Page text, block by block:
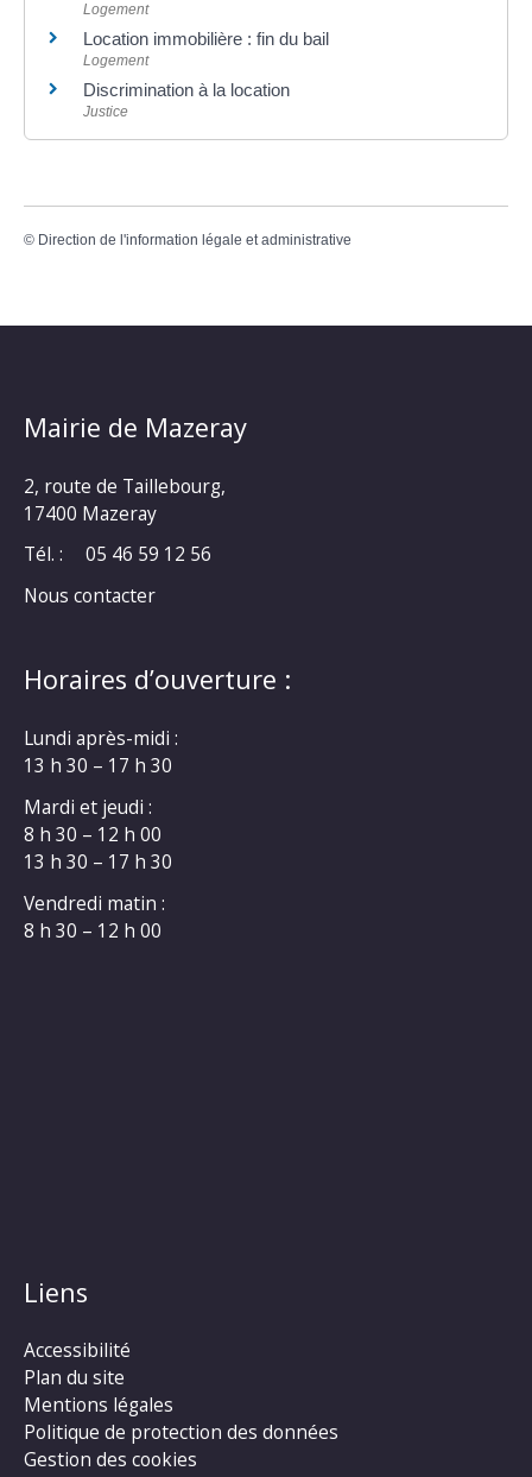
Logement
Location immobilière : fin du bail
Logement
Discrimination à la location
Justice
© Direction de l'information légale et administrative
Mairie de Mazeray
2, route de Taillebourg,
17400 Mazeray
Tél. :
05 46 59 12 56
Nous contacter
Horaires d’ouverture :
Lundi après-midi :
13 h 30 – 17 h 30
Mardi et jeudi :
8 h 30 – 12 h 00
13 h 30 – 17 h 30
Vendredi matin :
8 h 30 – 12 h 00
Liens
Accessibilité
Plan du site
Mentions légales
Politique de protection des données
Gestion des cookies